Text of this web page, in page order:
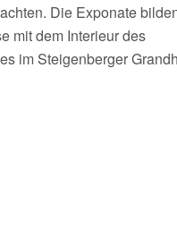
Die Exponate
mit dem Interieur des
im Steigenberger